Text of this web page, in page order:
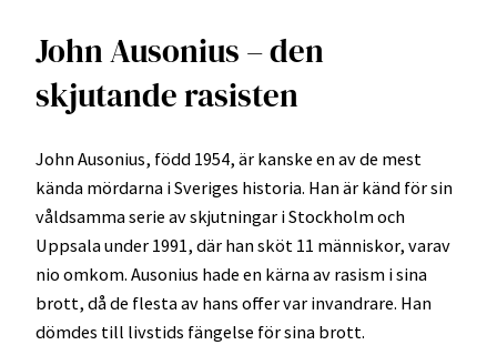
John Ausonius – den
skjutande rasisten
John Ausonius, född 1954, är kanske en av de mest
kända mördarna i Sveriges historia. Han är känd för sin
våldsamma serie av skjutningar i Stockholm och
Uppsala under 1991, där han sköt 11 människor, varav
nio omkom. Ausonius hade en kärna av rasism i sina
brott, då de flesta av hans offer var invandrare. Han
dömdes till livstids fängelse för sina brott.